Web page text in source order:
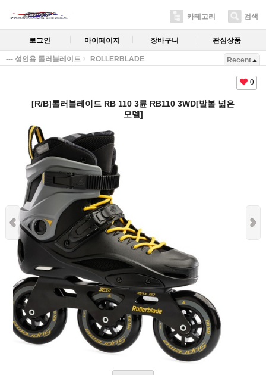
카테고리 검색
로그인 마이페이지 장바구니 관심상품
--- 성인용 롤러블레이드 ROLLERBLADE Recent
0
[R/B]롤러블레이드 RB 110 3륜 RB110 3WD[발볼 넓은
모델]